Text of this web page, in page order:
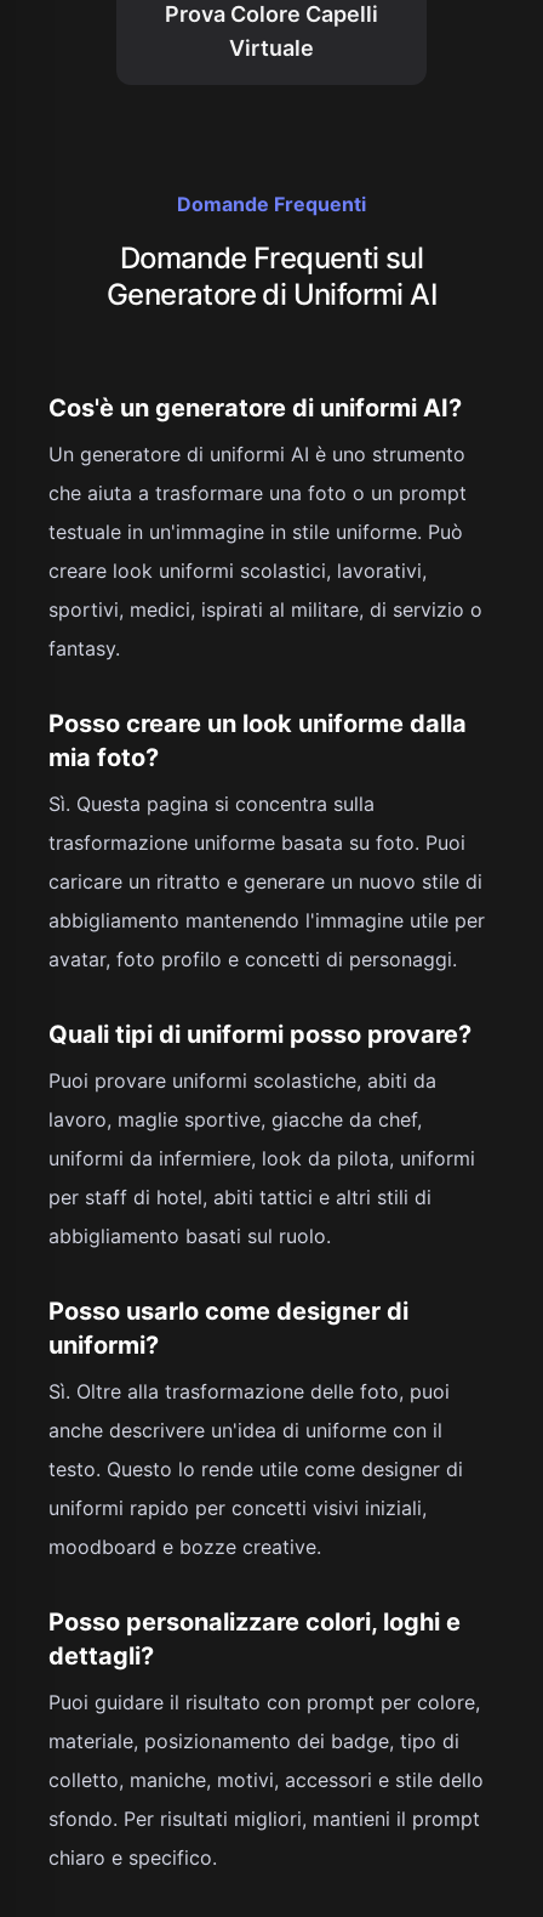
Prova Colore Capelli
Virtuale
Domande Frequenti
Domande Frequenti sul
Generatore di Uniformi AI
Cos'è un generatore di uniformi AI?
Un generatore di uniformi AI è uno strumento
che aiuta a trasformare una foto o un prompt
testuale in un'immagine in stile uniforme. Può
creare look uniformi scolastici, lavorativi,
sportivi, medici, ispirati al militare, di servizio o
fantasy.
Posso creare un look uniforme dalla
mia foto?
Sì. Questa pagina si concentra sulla
trasformazione uniforme basata su foto. Puoi
caricare un ritratto e generare un nuovo stile di
abbigliamento mantenendo l'immagine utile per
avatar, foto profilo e concetti di personaggi.
Quali tipi di uniformi posso provare?
Puoi provare uniformi scolastiche, abiti da
lavoro, maglie sportive, giacche da chef,
uniformi da infermiere, look da pilota, uniformi
per staff di hotel, abiti tattici e altri stili di
abbigliamento basati sul ruolo.
Posso usarlo come designer di
uniformi?
Sì. Oltre alla trasformazione delle foto, puoi
anche descrivere un'idea di uniforme con il
testo. Questo lo rende utile come designer di
uniformi rapido per concetti visivi iniziali,
moodboard e bozze creative.
Posso personalizzare colori, loghi e
dettagli?
Puoi guidare il risultato con prompt per colore,
materiale, posizionamento dei badge, tipo di
colletto, maniche, motivi, accessori e stile dello
sfondo. Per risultati migliori, mantieni il prompt
chiaro e specifico.